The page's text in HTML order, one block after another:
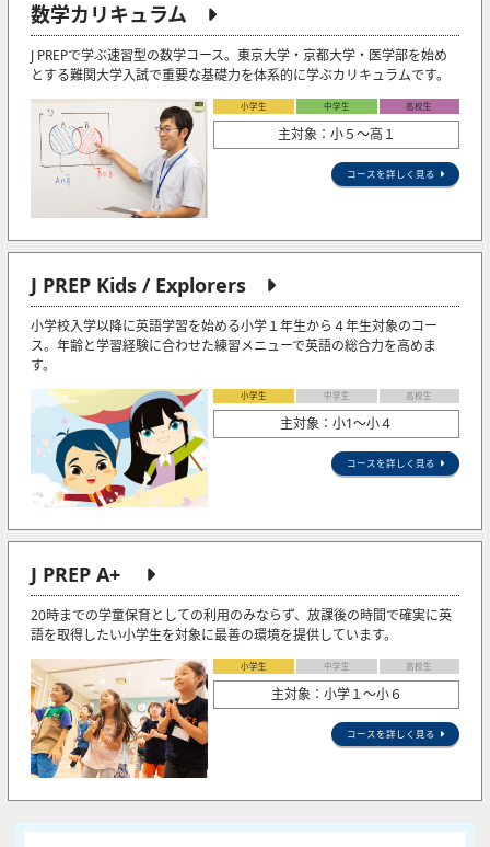
数学カリキュラム
J PREPで学ぶ速習型の数学コース。東京大学・京都大学・医学部を始め
とする難関大学入試で重要な基礎力を体系的に学ぶカリキュラムです。
小学生 中学生 高校生
主対象：小５〜高１
コースを詳しく見る
J PREP Kids / Explorers
小学校入学以降に英語学習を始める小学１年生から４年生対象のコー
ス。年齢と学習経験に合わせた練習メニューで英語の総合力を高めま
す。
小学生 中学生 高校生
主対象：小1〜小４
コースを詳しく見る
J PREP A+
20時までの学童保育としての利用のみならず、放課後の時間で確実に英
語を取得したい小学生を対象に最善の環境を提供しています。
小学生 中学生 高校生
主対象：小学１～小６
コースを詳しく見る